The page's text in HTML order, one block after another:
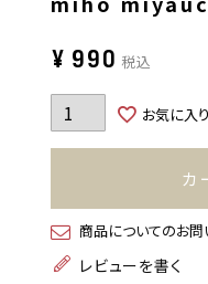
¥ 990 税込
お気に入
カ
商品についてのお
レビューを書く